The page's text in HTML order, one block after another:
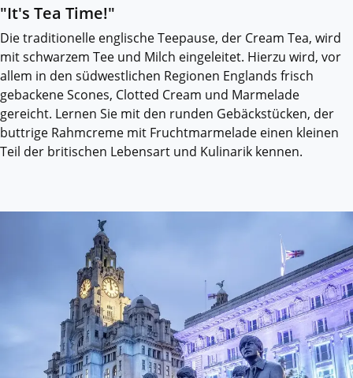
"It's Tea Time!"
Die traditionelle englische Teepause, der Cream Tea, wird
mit schwarzem Tee und Milch eingeleitet. Hierzu wird, vor
allem in den südwestlichen Regionen Englands frisch
gebackene Scones, Clotted Cream und Marmelade
gereicht. Lernen Sie mit den runden Gebäckstücken, der
buttrige Rahmcreme mit Fruchtmarmelade einen kleinen
Teil der britischen Lebensart und Kulinarik kennen.